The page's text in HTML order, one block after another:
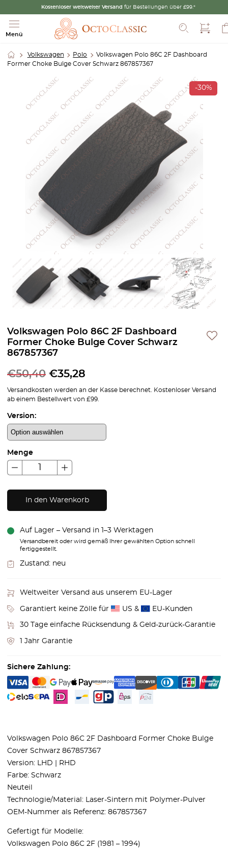
Kostenloser weltweiter Versand für Bestellungen über £99.*
Menü
Volkswagen Polo
Volkswagen Polo 86C 2F Dashboard
Former Choke Bulge Cover Schwarz 867857367
-30%
Volkswagen Polo 86C 2F Dashboard
Former Choke Bulge Cover Schwarz
867857367
€50,40 €35,28
Versandkosten werden an der Kasse berechnet. Kostenloser Versand
ab einem Bestellwert von £99.
Version:
Menge
In den Warenkorb
Auf Lager – Versand in 1–3 Werktagen
Versandbereit oder wird gemäß Ihrer gewählten Option schnell
fertiggestellt.
Zustand: neu
Weltweiter Versand aus unserem EU-Lager
Garantiert keine Zölle für US & EU-Kunden
30 Tage einfache Rücksendung & Geld-zurück-Garantie
1 Jahr Garantie
Sichere Zahlung:
Volkswagen Polo 86C 2F Dashboard Former Choke Bulge
Cover Schwarz 867857367
Version: LHD | RHD
Farbe: Schwarz
Neuteil
Technologie/Material: Laser-Sintern mit Polymer-Pulver
OEM-Nummer als Referenz: 867857367
Gefertigt für Modelle:
Volkswagen Polo 86C 2F (1981 – 1994)